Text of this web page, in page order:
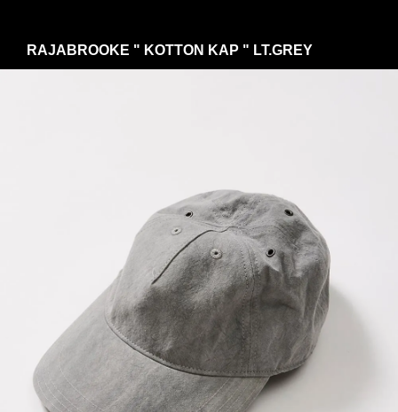
RAJABROOKE " KOTTON KAP " LT.GREY